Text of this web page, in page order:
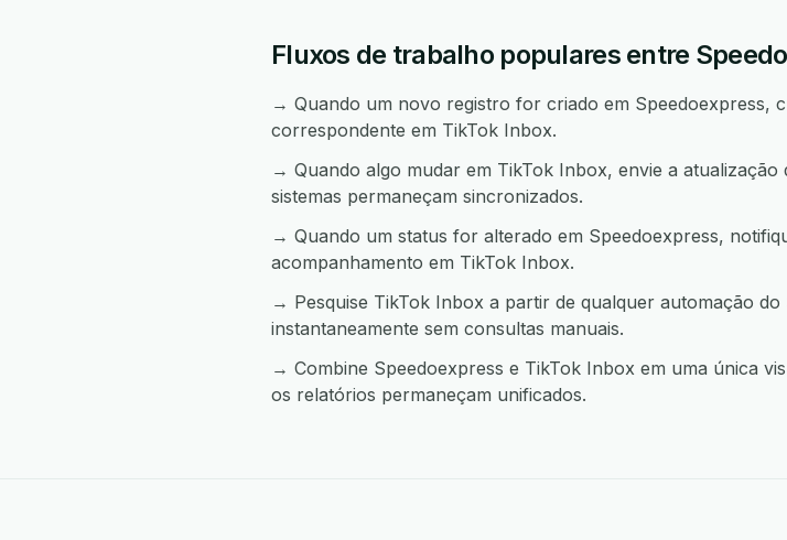
Fluxos de trabalho populares entre
→ Quando um novo registro for criado em Speedoexpress,
correspondente em TikTok Inbox.
→ Quando algo mudar em TikTok Inbox, envie a
sistemas permaneçam sincronizados.
→ Quando um status for alterado em Speedoexpress,
acompanhamento em TikTok Inbox.
→ Pesquise TikTok Inbox a partir de qualquer automação
instantaneamente sem consultas manuais.
→ Combine Speedoexpress e TikTok Inbox em uma única
os relatórios permaneçam unificados.